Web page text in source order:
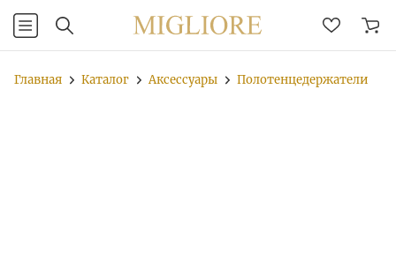
Главная Каталог Аксессуары Полотенцедержатели